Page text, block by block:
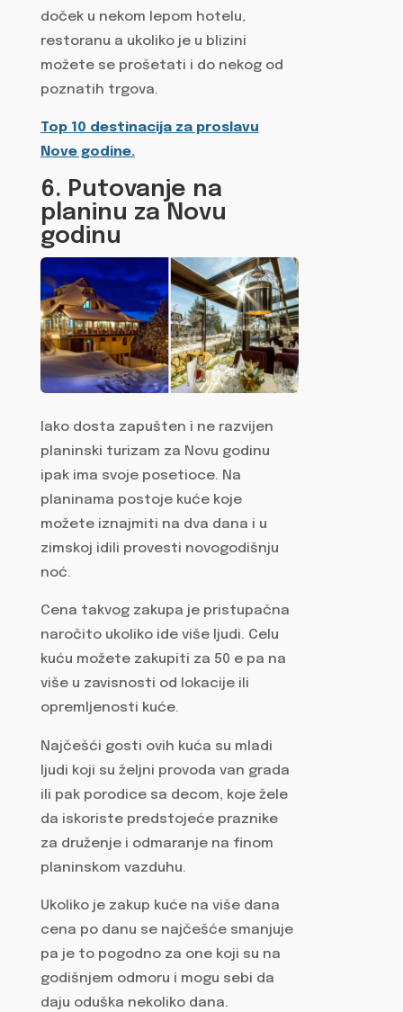
doček u nekom lepom hotelu,
restoranu a ukoliko je u blizini
možete se prošetati i do nekog od
poznatih trgova.
Top 10 destinacija za proslavu
Nove godine.
6. Putovanje na
planinu za Novu
godinu
Iako dosta zapušten i ne razvijen
planinski turizam za Novu godinu
ipak ima svoje posetioce. Na
planinama postoje kuće koje
možete iznajmiti na dva dana i u
zimskoj idili provesti novogodišnju
noć.
Cena takvog zakupa je pristupačna
naročito ukoliko ide više ljudi. Celu
kuću možete zakupiti za 50 e pa na
više u zavisnosti od lokacije ili
opremljenosti kuće.
Najčešći gosti ovih kuća su mladi
ljudi koji su željni provoda van grada
ili pak porodice sa decom, koje žele
da iskoriste predstojeće praznike
za druženje i odmaranje na finom
planinskom vazduhu.
Ukoliko je zakup kuće na više dana
cena po danu se najčešće smanjuje
pa je to pogodno za one koji su na
godišnjem odmoru i mogu sebi da
daju oduška nekoliko dana.